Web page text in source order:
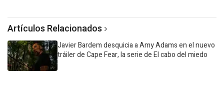
Artículos Relacionados
Javier Bardem desquicia a Amy Adams en el nuevo
tráiler de Cape Fear, la serie de El cabo del miedo